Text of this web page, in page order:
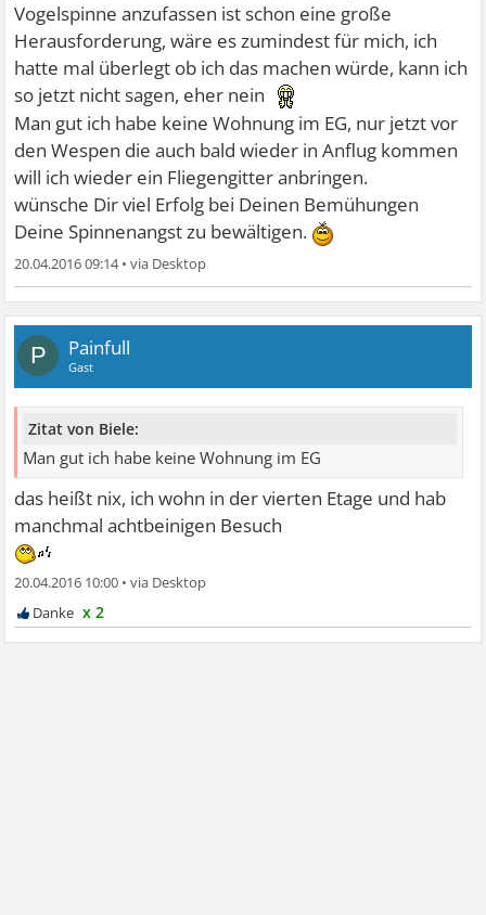
Vogelspinne anzufassen ist schon eine große
Herausforderung, wäre es zumindest für mich, ich
hatte mal überlegt ob ich das machen würde, kann ich
so jetzt nicht sagen, eher nein
Man gut ich habe keine Wohnung im EG, nur jetzt vor
den Wespen die auch bald wieder in Anflug kommen
will ich wieder ein Fliegengitter anbringen.
wünsche Dir viel Erfolg bei Deinen Bemühungen
Deine Spinnenangst zu bewältigen.
20.04.2016 09:14•
P Painfull
Gast
Zitat von Biele:
Man gut ich habe keine Wohnung im EG
das heißt nix, ich wohn in der vierten Etage und hab
manchmal achtbeinigen Besuch
20.04.2016 10:00 •
x 2